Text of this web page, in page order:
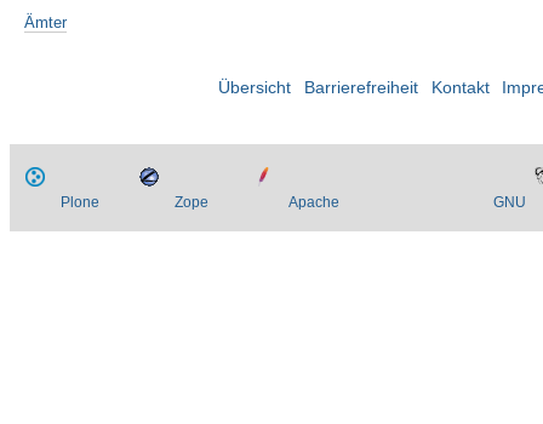
Ämter
Übersicht Barrierefreiheit Kontakt
Plone Zope Apache GNU